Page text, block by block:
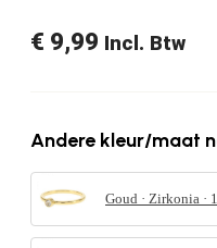
€ 9,99 Incl. Btw
Andere kleur/maat
Goud · Zirkonia ·